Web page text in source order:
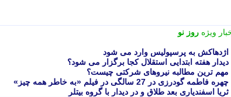
ویژه روز نو
اژدهاکش به پرسپولیس وارد می شود
دیدار هفته ابتدایی استقلال کجا برگزار می شود؟
مهم ترین مطالبه نیروهای شرکتی چیست؟
چهره فاطمه گودرزی در 27 سالگی در فیلم «به خاطر همه چیز»
ثریا اسفندیاری بعد طلاق و در دیدار با گروه بیتلر